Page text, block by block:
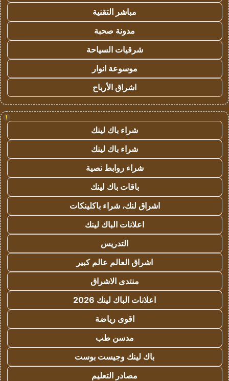
مباشر التقنية
مدونة صحبة
شرقيات السياحة
موسوعة انوار
اشراق الأرباح
!
شراء باك لينك
شراء باك لينك
شراء روابط نصية
باقات باك لينك
اشراق لنك، شراء باكلينكات
اعلانات الباك لينك
التدريس
اشراق العالم عالم كبير
منتدى الاشراق
اعلانات الباك لينك 2026
اقوى رياضة
مدسن طب
باك لينك وجيست بوست
مصادر التعليم